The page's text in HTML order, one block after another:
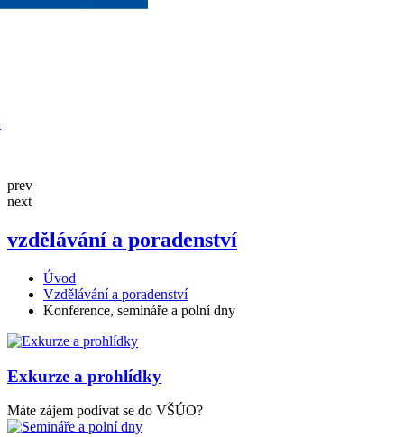
prev
next
vzdělávání a poradenství
Úvod
Vzdělávání a poradenství
Konference, semináře a polní dny
Exkurze a prohlídky
Máte zájem podívat se do VŠÚO?